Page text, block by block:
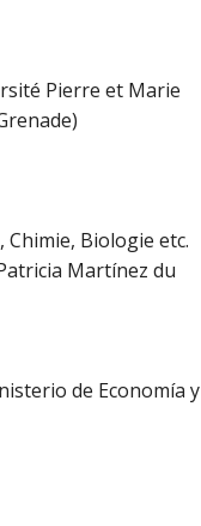
Pierre et Marie
Biologie etc.
Martínez du
de Economía y